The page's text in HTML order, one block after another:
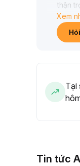
thận
Xem
Tại
Tin tức